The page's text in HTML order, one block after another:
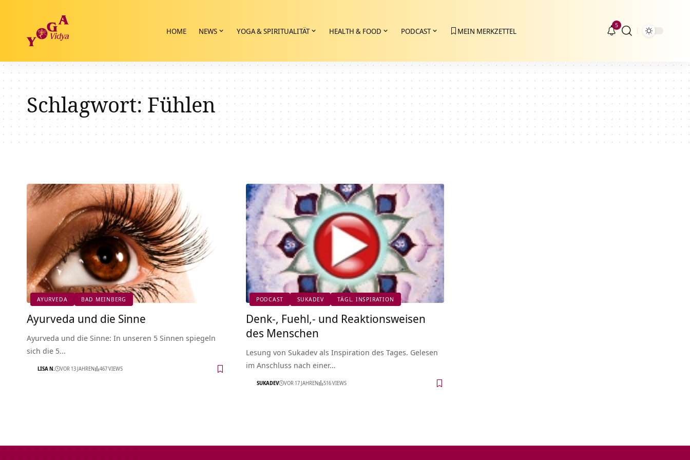
HOME NEWS YOGA & SPIRITUALITÄT HEALTH & FOOD PODCAST MEIN MERKZETTEL
5
Schlagwort:Fühlen
AYURVEDA BAD MEINBERG
Ayurveda und die Sinne
Ayurveda und die Sinne: In unseren 5 Sinnen spiegeln
sich die 5…
LISA N. VOR 13 JAHREN 467 VIEWS
PODCAST SUKADEV TÄGL. INSPIRATION
Denk-, Fuehl,- und Reaktionsweisen
des Menschen
Lesung von Sukadev als Inspiration des Tages. Gelesen
im Anschluss nach einer…
SUKADEV VOR 17 JAHREN 516 VIEWS